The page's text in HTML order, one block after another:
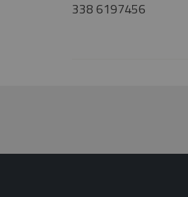
338 6197456